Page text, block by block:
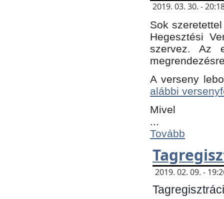
2019. 03. 30. -
Sok
Hegesztési
szervez. Az
A verseny
alábbi
Mivel
...
Tovább
2019. 02. 09. -